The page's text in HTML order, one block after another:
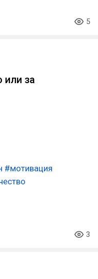
5
или за
#мотивация
3